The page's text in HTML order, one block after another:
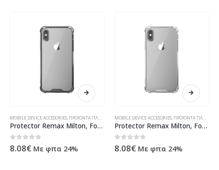
MOBILE DEVICE ACCESORIES, ΠΡΟΪΌΝΤΑ ΠΛΗΡΟΦΟΡΙΚΉΣ - ΚΙΝΗΤΉΣ ΤΗΛΕΦΩΝΊΑΣ - ΗΛΕΚΤΡΟΝΙΚΆ
Protector Remax Milton, For iPhone XS, TPU, Black – 51573
0out of 5
8.08€ Με φπα 24%
MOBILE DEVICE ACCESORIES, ΠΡΟΪΌΝΤΑ ΠΛΗΡΟΦΟΡΙΚΉΣ - ΚΙΝΗΤΉΣ ΤΗΛΕΦΩΝΊΑΣ - ΗΛΕΚΤΡΟΝΙΚΆ
Protector Remax Milton, For iPhone XS Max, TPU, Transparent – 51580
0out of 5
8.08€ Με φπα 24%